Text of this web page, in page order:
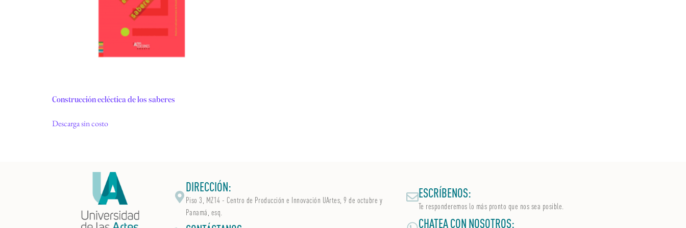
Construcción ecléctica de los saberes
Descarga sin costo
DIRECCIÓN:
Piso 3, MZ14 - Centro de Producción e Innovación UArtes, 9 de octubre y
Panamá, esq.
ESCRÍBENOS:
Te responderemos lo más pronto que nos sea posible.
CHATEA CON NOSOTROS: